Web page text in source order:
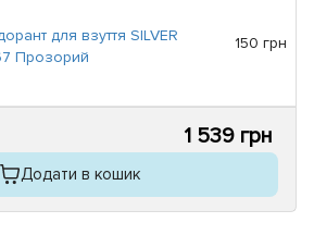
для взуття SILVER
Прозорий
150 грн
1 539 грн
Додати в кошик